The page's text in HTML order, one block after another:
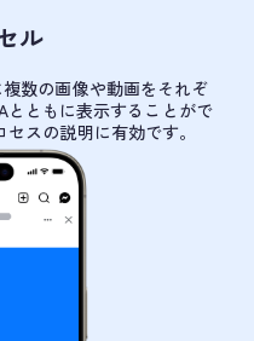
ル
数の画像や動画をそれぞ
とともに表示することがで
スの説明に有効です。